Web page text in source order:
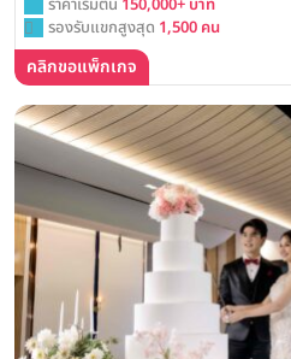
สมบูรณ์แบบและน่าประทับใจที่สุด
รองรับแขกสูงสุด 1,500 คน
คลิกขอแพ็กเกจ